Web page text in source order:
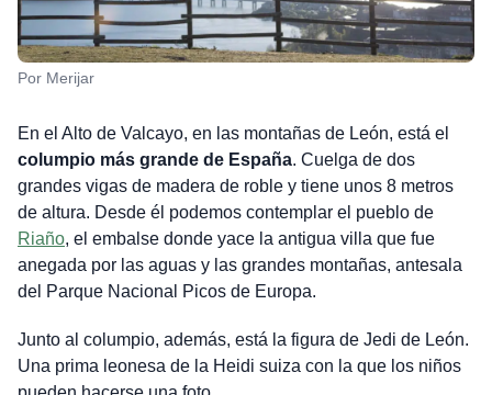
Por Merijar
En el Alto de Valcayo, en las montañas de León, está el
columpio más grande de España. Cuelga de dos
grandes vigas de madera de roble y tiene unos 8 metros
de altura. Desde él podemos contemplar el pueblo de
Riaño, el embalse donde yace la antigua villa que fue
anegada por las aguas y las grandes montañas, antesala
del Parque Nacional Picos de Europa.
Junto al columpio, además, está la figura de Jedi de León.
Una prima leonesa de la Heidi suiza con la que los niños